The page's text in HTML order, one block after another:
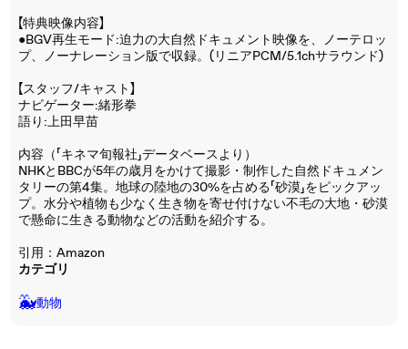
【特典映像内容】
●BGV再生モード:迫力の大自然ドキュメント映像を、ノーテロッ
プ、ノーナレーション版で収録。(リニアPCM/5.1chサラウンド)
【スタッフ/キャスト】
ナビゲーター:緒形拳
語り:上田早苗
内容（「キネマ旬報社」データベースより）
NHKとBBCが5年の歳月をかけて撮影・制作した自然ドキュメン
タリーの第4集。地球の陸地の30%を占める「砂漠」をピックアッ
プ。水分や植物も少なく生き物を寄せ付けない不毛の大地・砂漠
で懸命に生きる動物などの活動を紹介する。
引用：Amazon
カテゴリ
🐳動物